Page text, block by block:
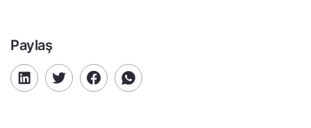
Paylaş